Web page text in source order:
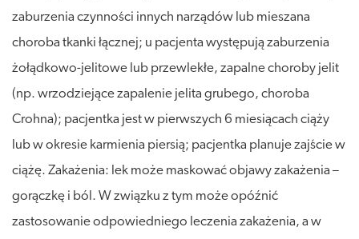
zaburzenia czynności innych narządów lub mieszana
choroba tkanki łącznej; u pacjenta występują zaburzenia
żołądkowo-jelitowe lub przewlekłe, zapalne choroby jelit
(np. wrzodziejące zapalenie jelita grubego, choroba
Crohna); pacjentka jest w pierwszych 6 miesiącach ciąży
lub w okresie karmienia piersią; pacjentka planuje zajście w
ciążę. Zakażenia: lek może maskować objawy zakażenia –
gorączkę i ból. W związku z tym może opóźnić
zastosowanie odpowiedniego leczenia zakażenia, a w